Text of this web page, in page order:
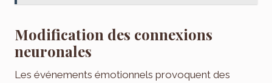
Modification des connexions
neuronales
Les événements émotionnels provoquent des